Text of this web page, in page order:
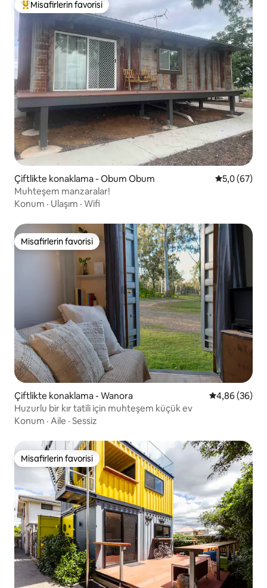
Misafirlerin favorilerinden en beğenilenler arasında
Misafirlerin favorisi
Çiftlikte konaklama - Obum Obum 5 üzerinden
5,0 (67)
Muhteşem manzaralar!
Konum · Ulaşım · Wifi
Misafirlerin favorisi
Misafirlerin favorisi
Çiftlikte konaklama - Wanora 5 üzerinden
4,86 (36)
Huzurlu bir kır tatili için muhteşem küçük ev
Konum · Aile · Sessiz
Misafirlerin favorisi
Misafirlerin favorisi